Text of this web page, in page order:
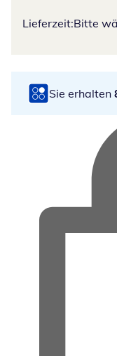
Lieferzeit:Bitte
Sie erhalten